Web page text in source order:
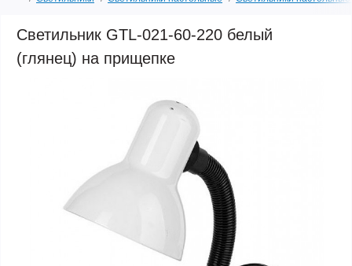
Светильник GTL-021-60-220 белый
(глянец) на прищепке